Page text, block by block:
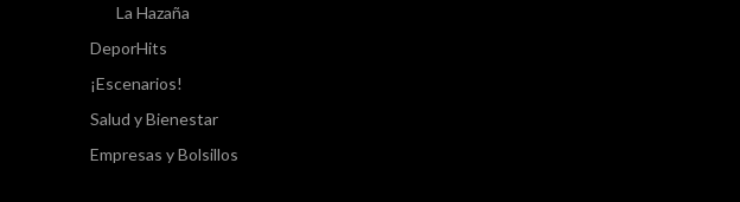
La Hazaña
DeporHits
¡Escenarios!
Salud y Bienestar
Empresas y Bolsillos